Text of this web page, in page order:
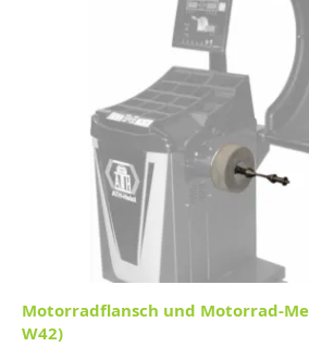
Motorradflansch und Motorrad-
W42)